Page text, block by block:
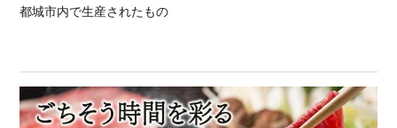
都城市内で生産されたもの